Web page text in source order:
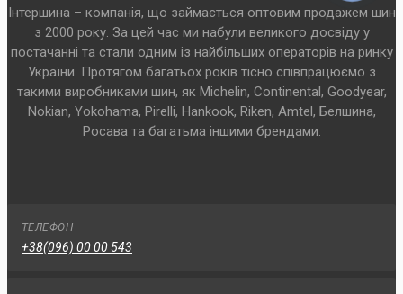
Інтершина – компанія, що займається оптовим продажем шин
з 2000 року. За цей час ми набули великого досвіду у
постачанні та стали одним із найбільших операторів на ринку
України. Протягом багатьох років тісно співпрацюємо з
такими виробниками шин, як Michelin, Continental, Goodyear,
Nokian, Yokohama, Pirelli, Hankook, Riken, Amtel, Белшина,
Росава та багатьма іншими брендами.
ТЕЛЕФОН
+38(096) 00 00 543